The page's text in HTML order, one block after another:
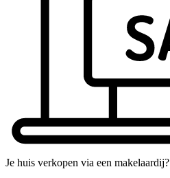
Je huis verkopen via een makelaardij?